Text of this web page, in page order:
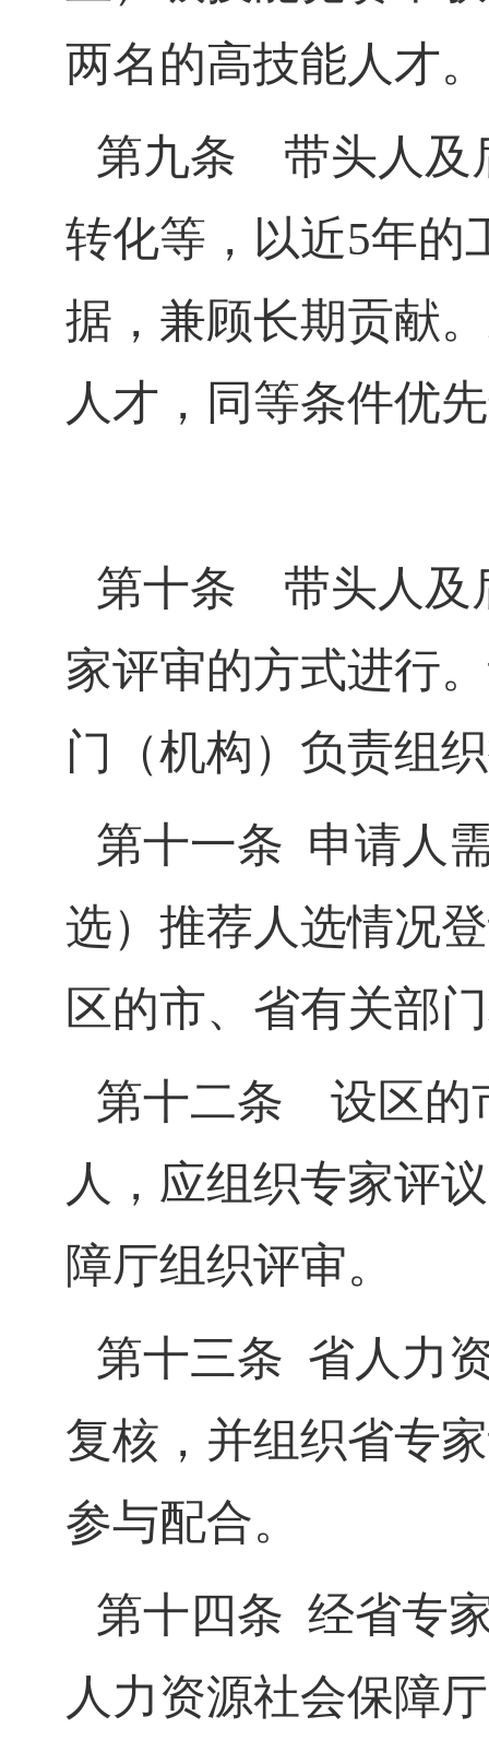
两名的高技能人才。
第九条 带头人及
转化等，以近5年的
据，兼顾长期贡献
人才，同等条件优
第十条 带头人及
家评审的方式进行
门（机构）负责组
第十一条 申请人
选）推荐人选情况
区的市、省有关部
第十二条 设区的
人，应组织专家评
障厅组织评审。
第十三条 省人力
复核，并组织省专
参与配合。
第十四条 经省专
人力资源社会保障